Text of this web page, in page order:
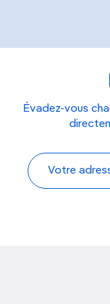
Évadez-vous